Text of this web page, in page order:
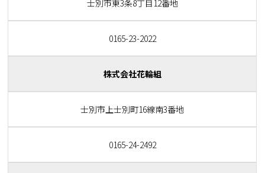
士別市東3条8丁目12番地
0165-23-2022
株式会社花輪組
士別市上士別町16線南3番地
0165-24-2492